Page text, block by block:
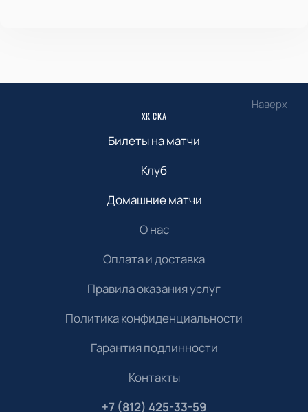
Наверх
ХК СКА
Билеты на матчи
Клуб
Домашние матчи
О нас
Оплата и доставка
Правила оказания услуг
Политика конфиденциальности
Гарантия подлинности
Контакты
+7 (812) 425-33-59